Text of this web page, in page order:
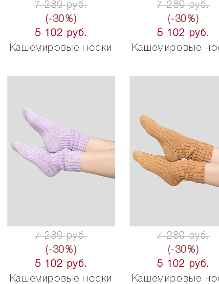
7 289 руб.
(-30%)
5 102 руб.
Кашемировые носки
7 289 руб.
(-30%)
5 102 руб.
Кашемировые
7 289 руб.
(-30%)
5 102 руб.
Кашемировые носки
7 289 руб.
(-30%)
5 102 руб.
Кашемировые